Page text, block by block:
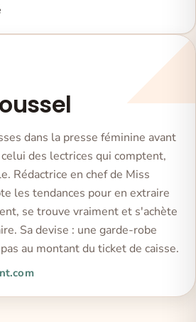
dans la presse féminine avant
des lectrices qui comptent,
Rédactrice en chef de Miss
les tendances pour en extraire
se trouve vraiment et s'achète
Sa devise : une garde-robe
au montant du ticket de caisse.